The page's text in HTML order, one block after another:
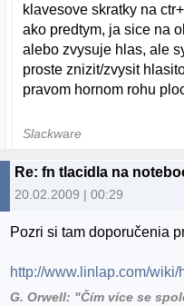
klavesove skratky na
ako predtym, ja sice na
alebo zvysuje hlas, ale
proste znizit/zvysit
pravom hornom rohu
Slackware
20.02.2009 | 00:29
Pozri si tam doporučenia
http://www.linlap.com/
G. Orwell: "Čím více se